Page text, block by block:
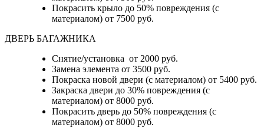
Покрасить крыло до 50% повреждения (с
материалом) от 7500 руб.
ДВЕРЬ БАГАЖНИКА
Снятие/установка от 2000 руб.
Замена элемента от 3500 руб.
Покраска новой двери (с материалом) от 5400 руб.
Закраска двери до 30% повреждения (с
материалом) от 8000 руб.
Покрасить дверь до 50% повреждения (с
материалом) от 8000 руб.